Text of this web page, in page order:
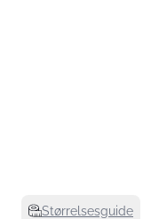
Størrelsesguide